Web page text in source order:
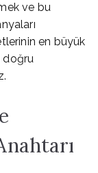
ve bu
en büyük
doğru